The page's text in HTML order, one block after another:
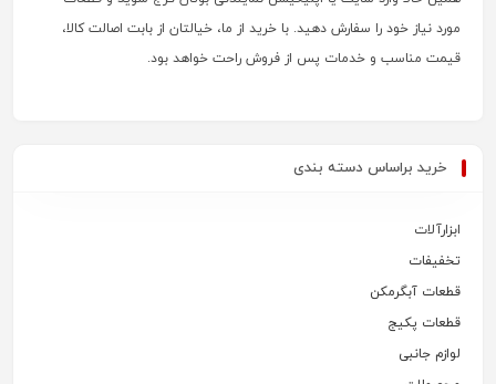
مورد نیاز خود را سفارش دهید. با خرید از ما، خیالتان از بابت اصالت کالا،
قیمت مناسب و خدمات پس از فروش راحت خواهد بود.
خرید براساس دسته بندی
ابزارآلات
تخفیفات
قطعات آبگرمکن
قطعات پکیج
لوازم جانبی